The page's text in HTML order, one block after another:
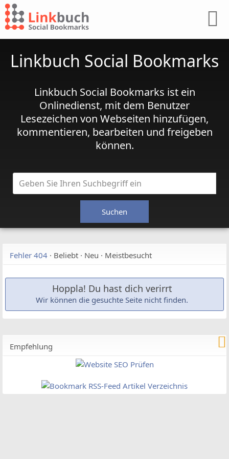
Linkbuch Social Bookmarks
Linkbuch Social Bookmarks ist ein
Onlinedienst, mit dem Benutzer
Lesezeichen von Webseiten hinzufügen,
kommentieren, bearbeiten und freigeben
können.
Fehler 404 · Beliebt · Neu · Meistbesucht
Hoppla! Du hast dich verirrt
Wir können die gesuchte Seite nicht finden.
Empfehlung